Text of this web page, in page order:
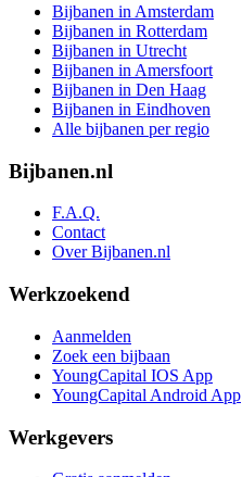
Bijbanen in Amsterdam
Bijbanen in Rotterdam
Bijbanen in Utrecht
Bijbanen in Amersfoort
Bijbanen in Den Haag
Bijbanen in Eindhoven
Alle bijbanen per regio
Bijbanen.nl
F.A.Q.
Contact
Over Bijbanen.nl
Werkzoekend
Aanmelden
Zoek een bijbaan
YoungCapital IOS App
YoungCapital Android App
Werkgevers